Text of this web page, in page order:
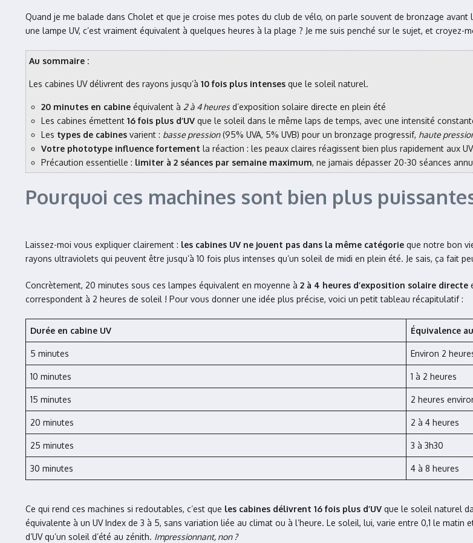
Quand je me balade dans Cholet et que je croise mes potes du club de vélo, on parle souvent de bronzage
une lampe UV, c’est vraiment équivalent à quelques heures à la plage ? Je me suis penché sur le sujet, et croyez-
Au sommaire :
Les cabines UV délivrent des rayons jusqu’à 10 fois plus intenses que le soleil naturel.
20 minutes en cabine équivalent à 2 à 4 heuresd’exposition solaire directe en plein été
Les cabines émettent 16 fois plus d’UV que le soleil dans le même laps de temps, avec une intensité
Les types de cabines varient : basse pression(95% UVA, 5% UVB) pour un bronzage progressif, haute
Votre phototype influence fortement la réaction : les peaux claires réagissent bien plus rapidement aux
Précaution essentielle : limiter à 2 séances par semaine maximum, ne jamais dépasser 20-30 séances
Pourquoi ces machines sont bien plus
Laissez-moi vous expliquer clairement : les cabines UV ne jouent pas dans la même catégorie que notre bon
rayons ultraviolets qui peuvent être jusqu’à 10 fois plus intenses qu’un soleil de midi en plein été. Je sais, ça fait
Concrètement, 20 minutes sous ces lampes équivalent en moyenne à 2 à 4 heures d’exposition solaire directe
correspondent à 2 heures de soleil ! Pour vous donner une idée plus précise, voici un petit tableau récapitulatif :
Durée en cabine UV Équivalence
5 minutes Environ 2
10 minutes 1 à 2 heures
15 minutes 2 heures
20 minutes 2 à 4 heures
25 minutes 3 à 3h30
30 minutes 4 à 8 heures
Ce qui rend ces machines si redoutables, c’est que les cabines délivrent 16 fois plus d’UV que le soleil naturel
équivalente à un UV Index de 3 à 5, sans variation liée au climat ou à l’heure. Le soleil, lui, varie entre 0,1 le
d’UV qu’un soleil d’été au zénith. Impressionnant, non ?